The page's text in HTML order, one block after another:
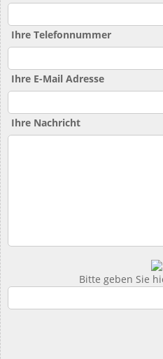
Ihre Telefonnummer
Ihre E-Mail Adresse
Ihre Nachricht
Bitte geben Sie